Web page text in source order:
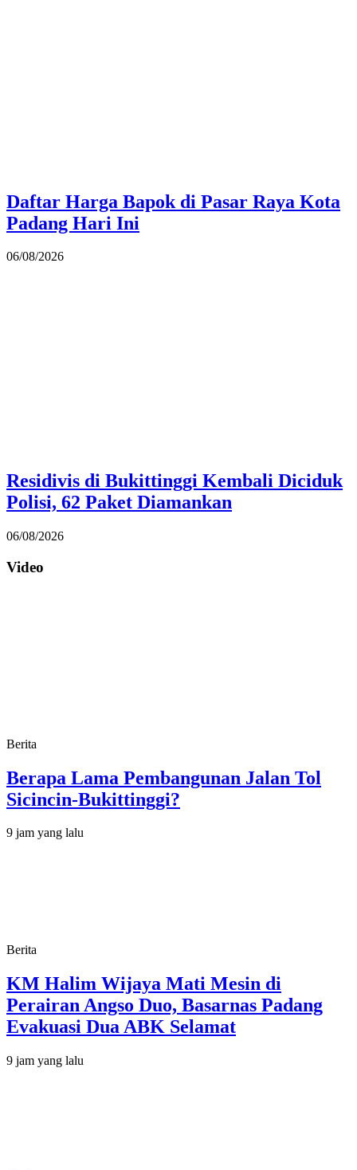
Daftar Harga Bapok di Pasar Raya Kota
Padang Hari Ini
06/08/2026
Residivis di Bukittinggi Kembali Diciduk
Polisi, 62 Paket Diamankan
06/08/2026
Video
Berita
Berapa Lama Pembangunan Jalan Tol
Sicincin-Bukittinggi?
9 jam yang lalu
Berita
KM Halim Wijaya Mati Mesin di
Perairan Angso Duo, Basarnas Padang
Evakuasi Dua ABK Selamat
9 jam yang lalu